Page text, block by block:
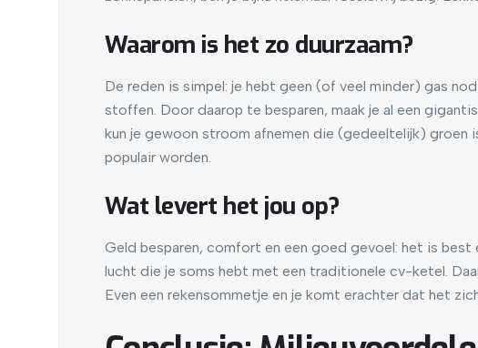
Waarom is het zo duurzaam?
De reden is simpel: je hebt geen (of veel minder) gas
stoffen. Door daarop te besparen, maak je al een
kun je gewoon stroom afnemen die (gedeeltelijk) groen
populair worden.
Wat levert het jou op?
Geld besparen, comfort en een goed gevoel: het is
lucht die je soms hebt met een traditionele cv-ketel.
Even een rekensommetje en je komt erachter dat het